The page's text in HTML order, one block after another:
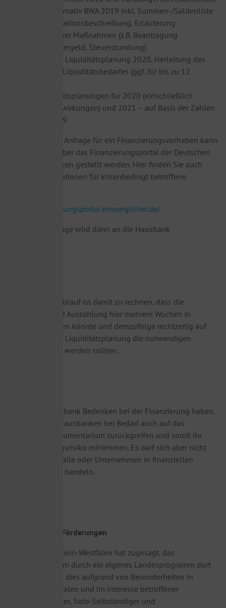
2019, alternativ BWA 2019 inkl. Summen-/Saldenliste
Kurze Situationsbeschreibung, Erläuterung
eingeleiteter Maßnahmen (z.B. Beantragung
Kurzarbeitergeld, Steuerstundung)
Vorläufige Liquiditätsplanung 2020, Herleitung des
aktuellen Liquiditätsbedarfes (ggf. für bis zu 12
Rentabilitätsplanungen für 2020 (einschließlich
Krisenauswirkungen) und 2021 – auf Basis der Zahlen
2018/2019
Eine kostenlose Anfrage für ein Finanzierungsvorhaben kann
derzeit bereits über das Finanzierungsportal der Deutschen
Bürgschaftsbanken gestellt werden. Hier finden Sie auch
aktuelle Informationen für krisenbedingt betroffene
https://finanzierungsportal.ermoeglicher.de/
Auch diese Abfrage wird dann an die Hausbank
Durch den o.g. Ablauf ist damit zu rechnen, dass die
Bewilligung und Auszahlung hier mehrere Wochen in
Anspruch nehmen könnte und demzufolge rechtzeitig auf
Grundlage einer Liquiditätsplanung die notwendigen
Anträge gestellt werden sollten.
Sollte Ihre Hausbank Bedenken bei der Finanzierung haben,
so können die Hausbanken bei Bedarf auch auf das
Bürgschaftsinstrumentarium zurückgreifen und somit ihr
eigenes Haftungsrisiko minimieren. Es darf sich aber nicht
um Sanierungsfälle oder Unternehmen in finanziellen
Schwierigkeiten handeln.
Zuschüsse und Förderungen
Das Land Nordrhein‐Westfalen hat zugesagt, das
Bundesprogramm durch ein eigenes Landesprogramm dort
zu ergänzen, wo dies aufgrund von Besonderheiten in
Nordrhein‐Westfalen und im Interesse betroffener
Kleinunternehmer, Solo‐Selbständiger und